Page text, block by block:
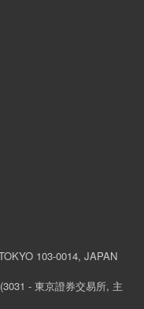
103-0014, JAPAN
(3031 - 東京證券交易所, 主